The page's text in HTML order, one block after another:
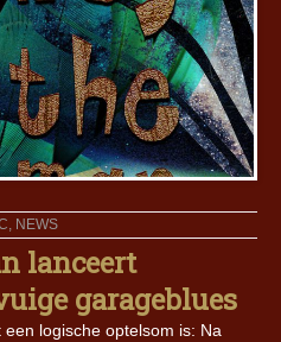
, NEWS
lanceert
garageblues
logische optelsom is: Na